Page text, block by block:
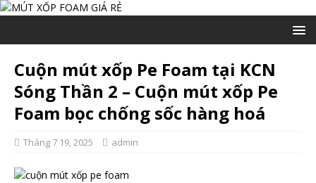
Cuộn mút xốp Pe Foam tại KCN
Sóng Thần 2 – Cuộn mút xốp Pe
Foam bọc chống sốc hàng hoá
Tháng 7 19, 2025 admin